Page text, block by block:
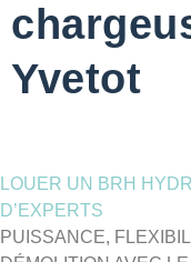
Yvetot
LOUER UN BRH
D’EXPERTS
PUISSANCE,